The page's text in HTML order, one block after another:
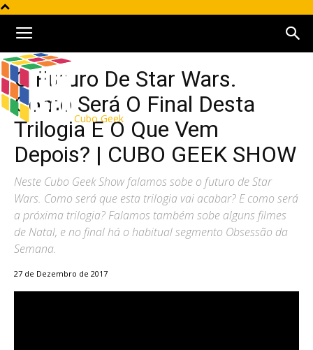
Cubo Geek
O Futuro De Star Wars.
Como Será O Final Desta
Trilogia E O Que Vem
Depois? | CUBO GEEK SHOW
Neste Cubo Geek Show falamos sobe o futuro de Star
Wars. Como será que esta trilogia vai acabar? E como será
a próxima trilogia? Falamos também sobe alguns filmes
de Natal, e no final há o habitual segmento Obsessão da
Semana.
27 de Dezembro de 2017